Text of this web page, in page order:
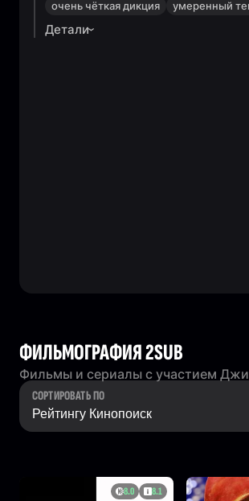
очень чёткая дикция
умеренный
Детали
ФИЛЬМОГРАФИЯ 2SUB
Фильмы и сериалы с участием
СОРТИРОВАТЬ ПО
8.0 8.1